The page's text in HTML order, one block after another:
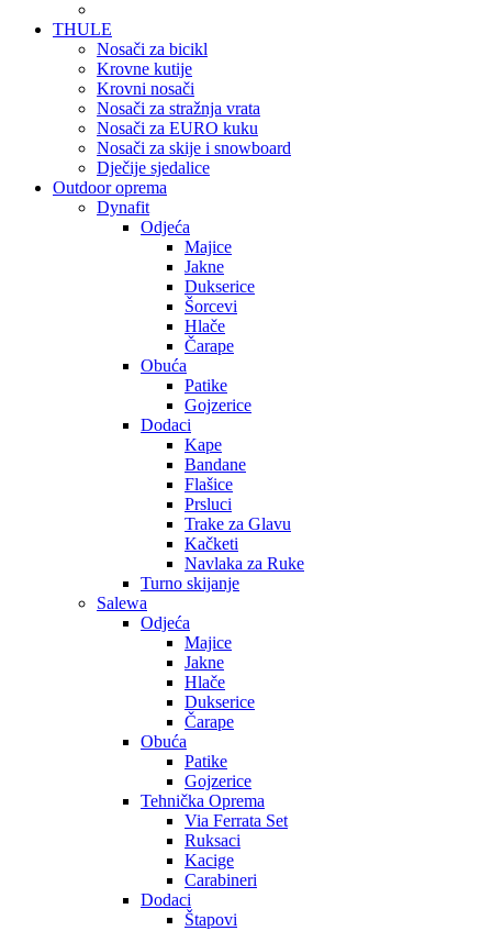
THULE
Nosači za bicikl
Krovne kutije
Krovni nosači
Nosači za stražnja vrata
Nosači za EURO kuku
Nosači za skije i snowboard
Dječije sjedalice
Outdoor oprema
Dynafit
Odjeća
Majice
Jakne
Dukserice
Šorcevi
Hlače
Čarape
Obuća
Patike
Gojzerice
Dodaci
Kape
Bandane
Flašice
Prsluci
Trake za Glavu
Kačketi
Navlaka za Ruke
Turno skijanje
Salewa
Odjeća
Majice
Jakne
Hlače
Dukserice
Čarape
Obuća
Patike
Gojzerice
Tehnička Oprema
Via Ferrata Set
Ruksaci
Kacige
Carabineri
Dodaci
Štapovi